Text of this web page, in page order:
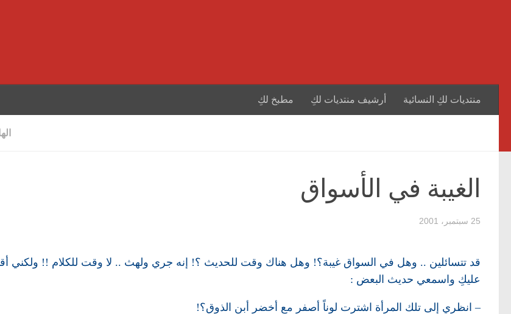
منتديات لكِ النسائية أرشيف منتديات لكِ مطبخ لكِ
الغيبة في الأسواق
25 سبتمبر، 2001
قد تتسائلين .. وهل في السواق غيبة؟! وهل هناك وقت للحديث ؟! إنه جري ولهث .. لا وقت للكلام !! ولكني
عليكِ واسمعي حديث البعض :
– انظري إلى تلك المرأة اشترت لوناً أصفر مع أخضر أبن الذوق؟!